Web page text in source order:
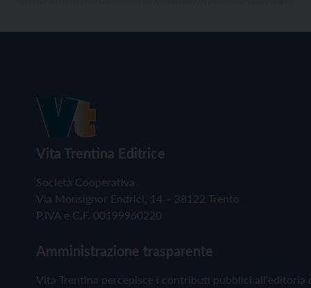
Vita Trentina Editrice
Società Cooperativa
Via Monsignor Endrici, 14 – 38122 Trento
P.IVA e C.F. 00199960220
Amministrazione trasparente
Vita Trentina percepisce i contributi pubblici all'editoria